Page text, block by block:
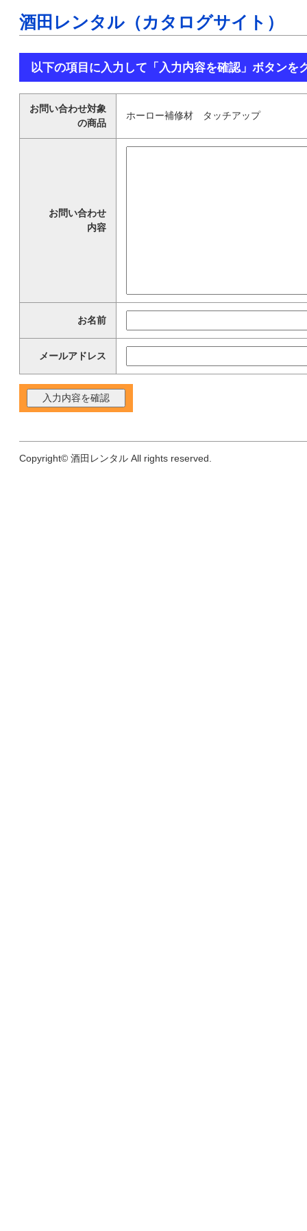
酒田レンタル（カタログサイト）
以下の項目に入力して「入力内容を確認」ボタンを
お問い合わせ対象
の商品
ホーロー補修材 タッチアップ
お問い合わせ
内容
お名前
メールアドレス
Copyright© 酒田レンタル All rights reserved.